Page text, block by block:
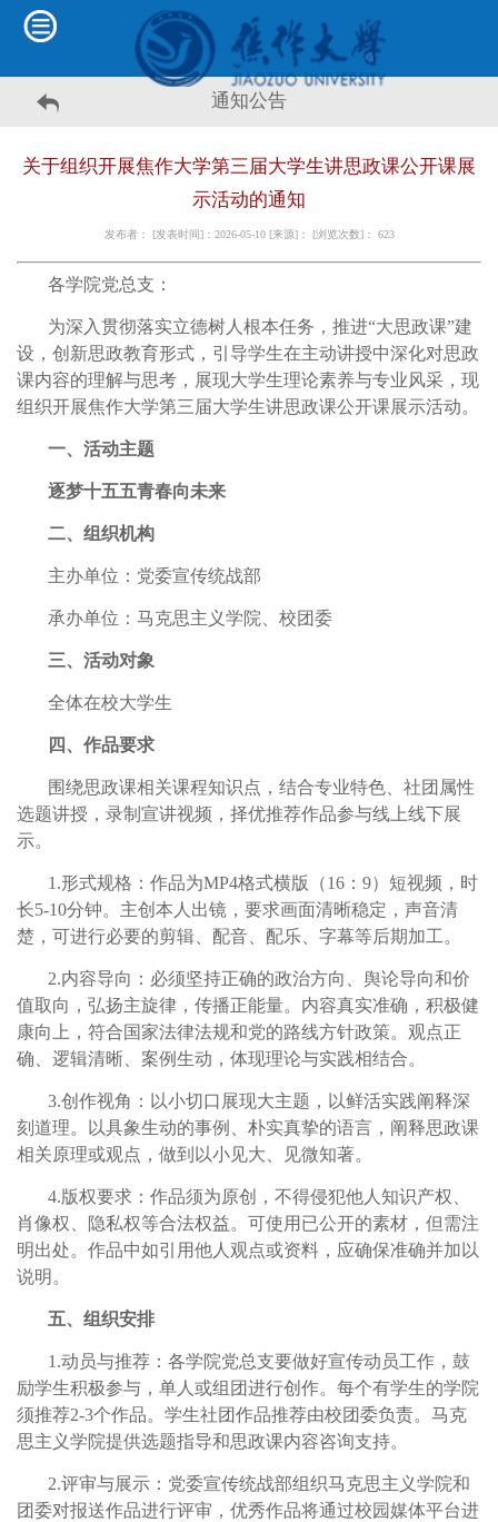
通知公告
关于组织开展焦作大学第三届大学生讲思政课公开课展
示活动的通知
发布者： [发表时间]：2026-05-10 [来源]： [浏览次数]： 623
各学院党总支：
为深入贯彻落实立德树人根本任务，推进“大思政课”建
设，创新思政教育形式，引导学生在主动讲授中深化对思政
课内容的理解与思考，展现大学生理论素养与专业风采，现
组织开展焦作大学第三届大学生讲思政课公开课展示活动。
一、活动主题
逐梦十五五青春向未来
二、组织机构
主办单位：党委宣传统战部
承办单位：马克思主义学院、校团委
三、活动对象
全体在校大学生
四、作品要求
围绕思政课相关课程知识点，结合专业特色、社团属性
选题讲授，录制宣讲视频，择优推荐作品参与线上线下展
示。
1.形式规格：作品为MP4格式横版（16：9）短视频，时
长5-10分钟。主创本人出镜，要求画面清晰稳定，声音清
楚，可进行必要的剪辑、配音、配乐、字幕等后期加工。
2.内容导向：必须坚持正确的政治方向、舆论导向和价
值取向，弘扬主旋律，传播正能量。内容真实准确，积极健
康向上，符合国家法律法规和党的路线方针政策。观点正
确、逻辑清晰、案例生动，体现理论与实践相结合。
3.创作视角：以小切口展现大主题，以鲜活实践阐释深
刻道理。以具象生动的事例、朴实真挚的语言，阐释思政课
相关原理或观点，做到以小见大、见微知著。
4.版权要求：作品须为原创，不得侵犯他人知识产权、
肖像权、隐私权等合法权益。可使用已公开的素材，但需注
明出处。作品中如引用他人观点或资料，应确保准确并加以
说明。
五、组织安排
1.动员与推荐：各学院党总支要做好宣传动员工作，鼓
励学生积极参与，单人或组团进行创作。每个有学生的学院
须推荐2-3个作品。学生社团作品推荐由校团委负责。马克
思主义学院提供选题指导和思政课内容咨询支持。
2.评审与展示：党委宣传统战部组织马克思主义学院和
团委对报送作品进行评审，优秀作品将通过校园媒体平台进